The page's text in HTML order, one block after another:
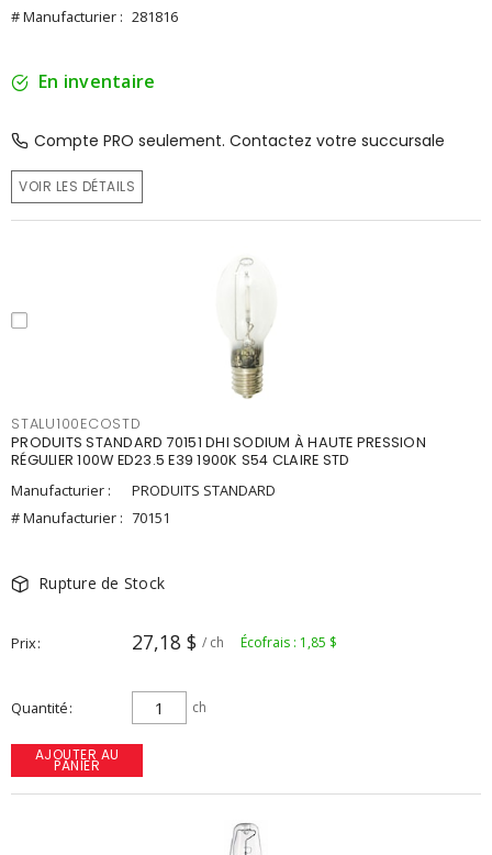
# Manufacturier : 281816
En inventaire
Compte PRO seulement. Contactez votre succursale
VOIR LES DÉTAILS
STALU100ECOSTD
PRODUITS STANDARD 70151 DHI SODIUM À HAUTE PRESSION
RÉGULIER 100W ED23.5 E39 1900K S54 CLAIRE STD
Manufacturier :
PRODUITS STANDARD
# Manufacturier : 70151
Rupture de Stock
Prix 27,18 $ / ch Écofrais : 1,85 $
Quantité ch
AJOUTER AU
PANIER